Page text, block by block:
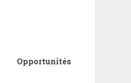
Opportunités